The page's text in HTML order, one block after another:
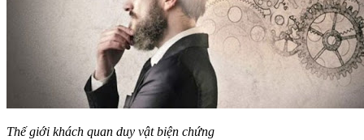
Thế giới khách quan duy vật biện chứng